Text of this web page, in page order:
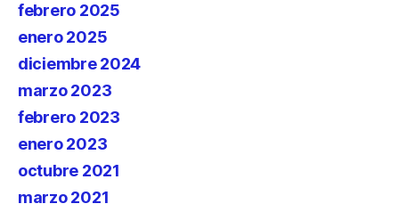
febrero 2025
enero 2025
diciembre 2024
marzo 2023
febrero 2023
enero 2023
octubre 2021
marzo 2021